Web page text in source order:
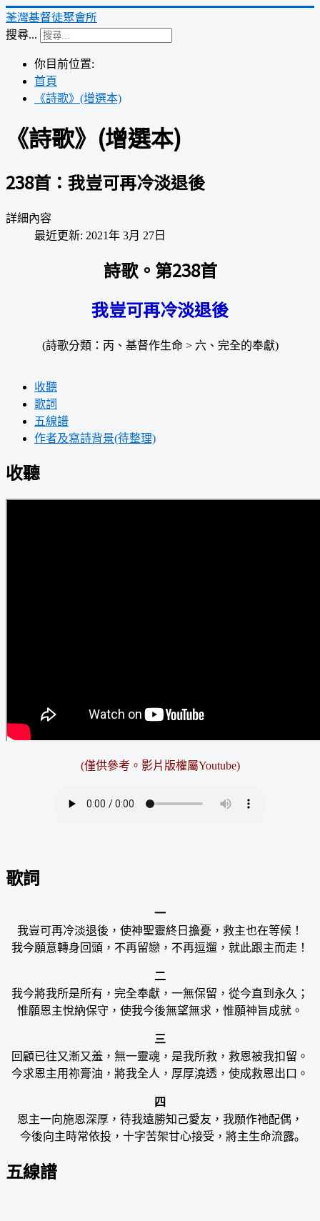
荃灣基督徒聚會所
搜尋...
你目前位置:
首頁
《詩歌》(增選本)
《詩歌》(增選本)
238首：我豈可再冷淡退後
詳細內容
最近更新: 2021年 3月 27日
詩歌。第238首
我豈可再冷淡退後
(詩歌分類：丙、基督作生命 > 六、完全的奉獻)
收聽
歌詞
五線譜
作者及寫詩背景(待整理)
收聽
(僅供參考。影片版權屬Youtube)
歌詞
一
我豈可再冷淡退後，使神聖靈終日擔憂，救主也在等候！
我今願意轉身回頭，不再留戀，不再逗遛，就此跟主而走！
二
我今將我所是所有，完全奉獻，一無保留，從今直到永久；
惟願恩主悅納保守，使我今後無望無求，惟願神旨成就。
三
回顧已往又漸又羞，無一靈魂，是我所救，救恩被我扣留。
今求恩主用祢膏油，將我全人，厚厚澆透，使成救恩出口。
四
恩主一向施恩深厚，待我遠勝知己愛友，我願作祂配偶，
今後向主時常依投，十字苦架甘心接受，將主生命流露｡
五線譜